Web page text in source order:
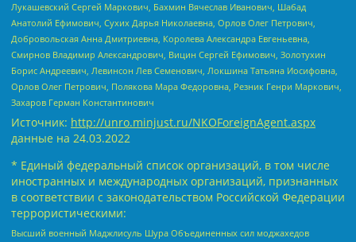
Лукашевский Сергей Маркович, Бахмин Вячеслав Иванович, Шабад
Анатолий Ефимович, Сухих Дарья Николаевна, Орлов Олег Петрович,
Добровольская Анна Дмитриевна, Королева Александра Евгеньевна,
Смирнов Владимир Александрович, Вицин Сергей Ефимович, Золотухин
Борис Андреевич, Левинсон Лев Семенович, Локшина Татьяна Иосифовна,
Орлов Олег Петрович, Полякова Мара Федоровна, Резник Генри Маркович,
Захаров Герман Константинович
Источник: http://unro.minjust.ru/NKOForeignAgent.aspx
данные на 24.03.2022
* Единый федеральный список организаций, в том числе
иностранных и международных организаций, признанных
в соответствии с законодательством Российской Федерации
террористическими:
Высший военный Маджлисуль Шура Объединенных сил моджахедов